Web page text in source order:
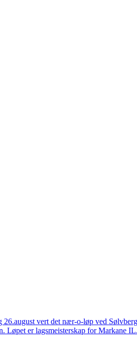
26.august vert det nær-o-løp ved
Løpet er lagsmeisterskap for Markane